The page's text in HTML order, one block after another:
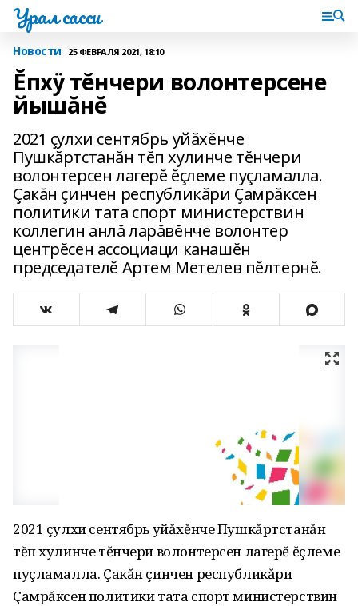
Урал сасси
Новости 25 ФЕВРАЛЯ 2021, 18:10
Ĕпхÿ тĕнчери волонтерсене
йышăнĕ
2021 çулхи сентябрь уйăхĕнче
Пушкăртстанăн тĕп хулинче тĕнчери
волонтерсен лагерĕ ĕçлеме пуçламалла.
Çакăн çинчен республикăри Çамрăксен
политики тата спорт министерствин
коллегин анлă ларăвĕнче волонтер
центрĕсен ассоциаци канашĕн
председателĕ Артем Метелев пĕлтернĕ.
2021 çулхи сентябрь уйăхĕнче Пушкăртстанăн
тĕп хулинче тĕнчери волонтерсен лагерĕ ĕçлеме
пуçламалла. Çакăн çинчен республикăри
Çамрăксен политики тата спорт министерствин